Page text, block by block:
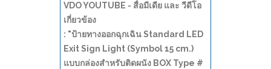
VDO YOUTUBE - สื่อมีเดีย และ วีดีโอ
เกี่ยวข้อง
: "ป้ายทางออกฉุกเฉิน Standard LED
Exit Sign Light (Symbol 15 cm.)
แบบกล่องสำหรับติดผนัง BOX Type #